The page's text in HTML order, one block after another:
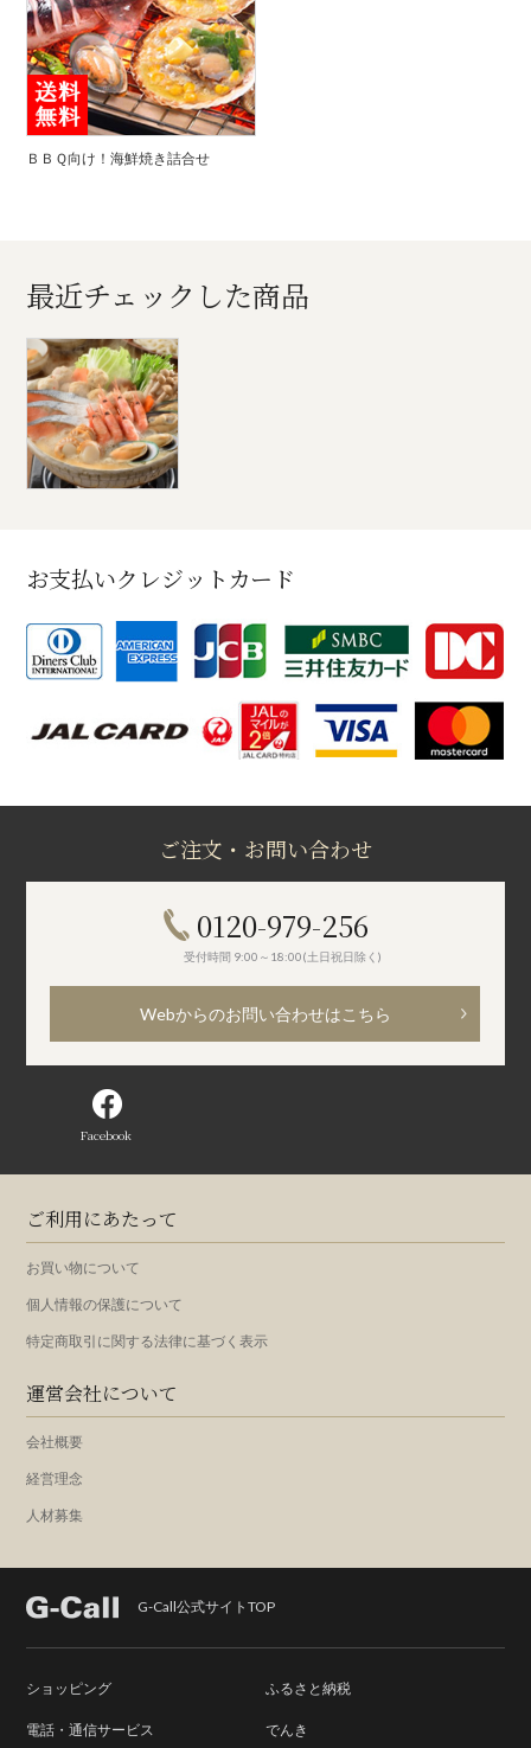
ＢＢＱ向け！海鮮焼き詰合せ
最近チェックした商品
お支払いクレジットカード
ご注文・お問い合わせ
0120-979-256
受付時間 9:00～18:00(土日祝日除く)
Webからのお問い合わせはこちら
Facebook
ご利用にあたって
お買い物について
個人情報の保護について
特定商取引に関する法律に基づく表示
運営会社について
会社概要
経営理念
人材募集
G-Call公式サイトTOP
ショッピング ふるさと納税
電話・通信サービス でんき